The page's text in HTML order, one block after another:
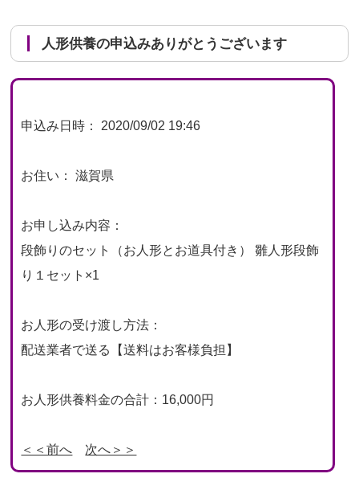
人形供養の申込みありがとうございます
申込み日時： 2020/09/02 19:46
お住い： 滋賀県
お申し込み内容：
段飾りのセット（お人形とお道具付き） 雛人形段飾
り１セット×1
お人形の受け渡し方法：
配送業者で送る【送料はお客様負担】
お人形供養料金の合計：16,000円
＜＜前へ 次へ＞＞